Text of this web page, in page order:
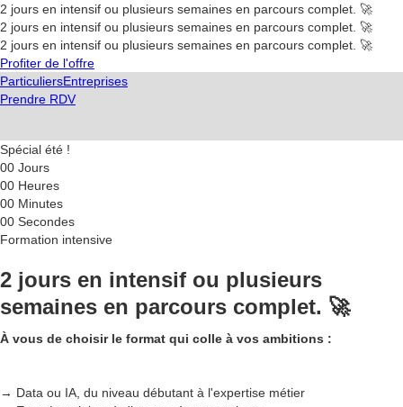
2 jours en intensif ou plusieurs semaines en parcours complet. 🚀
2 jours en intensif ou plusieurs semaines en parcours complet. 🚀
2 jours en intensif ou plusieurs semaines en parcours complet. 🚀
Profiter de l'offre
ParticuliersEntreprises
Prendre RDV
Spécial été !
00 Jours
00 Heures
00 Minutes
00 Secondes
Formation intensive
2 jours en intensif ou plusieurs
semaines en parcours complet. 🚀
À vous de choisir le format qui colle à vos ambitions :
→ Data ou IA, du niveau débutant à l'expertise métier